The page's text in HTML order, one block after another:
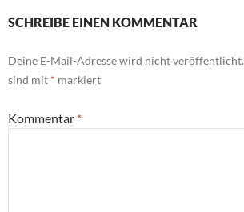
SCHREIBE EINEN KOMMENTAR
Deine E-Mail-Adresse wird nicht veröffentlicht.
sind mit * markiert
Kommentar *